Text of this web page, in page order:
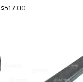
$517.00